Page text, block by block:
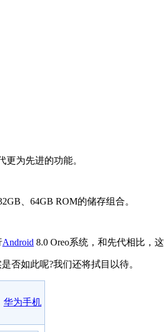
更为先进的功能。
、64GB ROM的储存组合。
Android 8.0 Oreo系统，和先代相比，
否如此呢?我们还将拭目以待。
华为手机